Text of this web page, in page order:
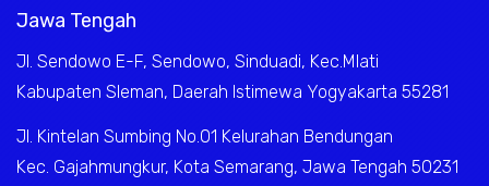
Jawa Tengah
Jl. Sendowo E-F, Sendowo, Sinduadi, Kec.Mlati
Kabupaten Sleman, Daerah Istimewa Yogyakarta 55281
Jl. Kintelan Sumbing No.01 Kelurahan Bendungan
Kec. Gajahmungkur, Kota Semarang, Jawa Tengah 50231